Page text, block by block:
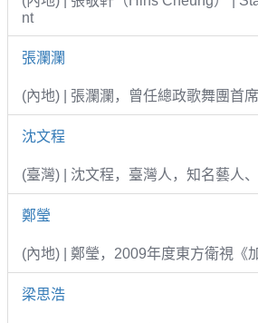
nt
張瀾瀾
(內地) | 張瀾瀾，曾任總政歌舞團首
沈文程
(臺灣) | 沈文程，臺灣人，知名藝人
鄭瑩
(內地) | 鄭瑩，2009年度東方衛視《
梁思浩